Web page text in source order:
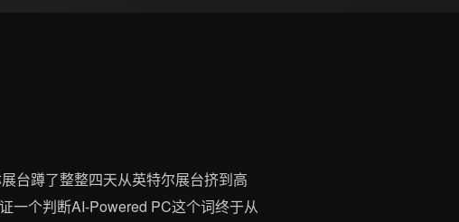
台蹲了整整四天从英特尔展台挤到高
个判断AI-Powered PC这个词终于从